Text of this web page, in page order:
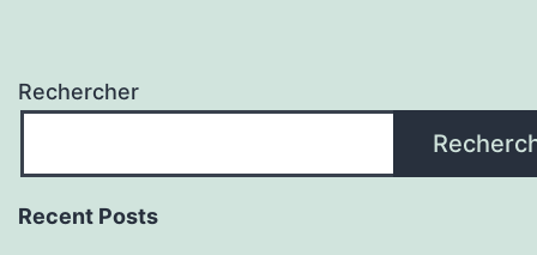
Rechercher
Recent Posts